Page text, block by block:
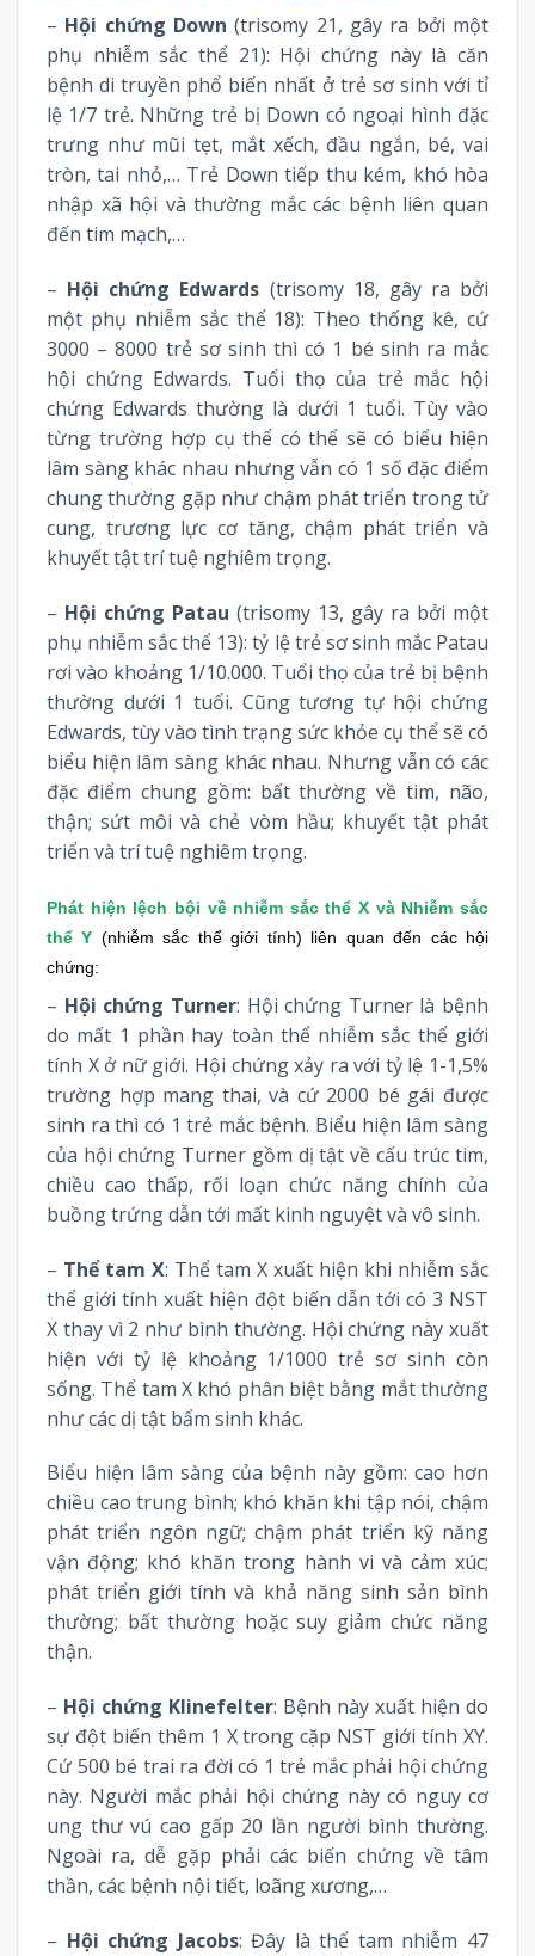
– Hội chứng Down (trisomy 21, gây ra bởi một
phụ nhiễm sắc thể 21): Hội chứng này là căn
bệnh di truyền phổ biến nhất ở trẻ sơ sinh với tỉ
lệ 1/7 trẻ. Những trẻ bị Down có ngoại hình đặc
trưng như mũi tẹt, mắt xếch, đầu ngắn, bé, vai
tròn, tai nhỏ,… Trẻ Down tiếp thu kém, khó hòa
nhập xã hội và thường mắc các bệnh liên quan
đến tim mạch,…
– Hội chứng Edwards (trisomy 18, gây ra bởi
một phụ nhiễm sắc thể 18): Theo thống kê, cứ
3000 – 8000 trẻ sơ sinh thì có 1 bé sinh ra mắc
hội chứng Edwards. Tuổi thọ của trẻ mắc hội
chứng Edwards thường là dưới 1 tuổi. Tùy vào
từng trường hợp cụ thể có thể sẽ có biểu hiện
lâm sàng khác nhau nhưng vẫn có 1 số đặc điểm
chung thường gặp như chậm phát triển trong tử
cung, trương lực cơ tăng, chậm phát triển và
khuyết tật trí tuệ nghiêm trọng.
– Hội chứng Patau (trisomy 13, gây ra bởi một
phụ nhiễm sắc thể 13): tỷ lệ trẻ sơ sinh mắc Patau
rơi vào khoảng 1/10.000. Tuổi thọ của trẻ bị bệnh
thường dưới 1 tuổi. Cũng tương tự hội chứng
Edwards, tùy vào tình trạng sức khỏe cụ thể sẽ có
biểu hiện lâm sàng khác nhau. Nhưng vẫn có các
đặc điểm chung gồm: bất thường về tim, não,
thận; sứt môi và chẻ vòm hầu; khuyết tật phát
triển và trí tuệ nghiêm trọng.
Phát hiện lệch bội về nhiễm sắc thể X và Nhiễm sắc
thể Y (nhiễm sắc thể giới tính) liên quan đến các hội
chứng:
– Hội chứng Turner: Hội chứng Turner là bệnh
do mất 1 phần hay toàn thể nhiễm sắc thể giới
tính X ở nữ giới. Hội chứng xảy ra với tỷ lệ 1-1,5%
trường hợp mang thai, và cứ 2000 bé gái được
sinh ra thì có 1 trẻ mắc bệnh. Biểu hiện lâm sàng
của hội chứng Turner gồm dị tật về cấu trúc tim,
chiều cao thấp, rối loạn chức năng chính của
buồng trứng dẫn tới mất kinh nguyệt và vô sinh.
– Thể tam X: Thể tam X xuất hiện khi nhiễm sắc
thể giới tính xuất hiện đột biến dẫn tới có 3 NST
X thay vì 2 như bình thường. Hội chứng này xuất
hiện với tỷ lệ khoảng 1/1000 trẻ sơ sinh còn
sống. Thể tam X khó phân biệt bằng mắt thường
như các dị tật bẩm sinh khác.
Biểu hiện lâm sàng của bệnh này gồm: cao hơn
chiều cao trung bình; khó khăn khi tập nói, chậm
phát triển ngôn ngữ; chậm phát triển kỹ năng
vận động; khó khăn trong hành vi và cảm xúc;
phát triển giới tính và khả năng sinh sản bình
thường; bất thường hoặc suy giảm chức năng
thận.
– Hội chứng Klinefelter: Bệnh này xuất hiện do
sự đột biến thêm 1 X trong cặp NST giới tính XY.
Cứ 500 bé trai ra đời có 1 trẻ mắc phải hội chứng
này. Người mắc phải hội chứng này có nguy cơ
ung thư vú cao gấp 20 lần người bình thường.
Ngoài ra, dễ gặp phải các biến chứng về tâm
thần, các bệnh nội tiết, loãng xương,…
– Hội chứng Jacobs: Đây là thể tam nhiễm 47